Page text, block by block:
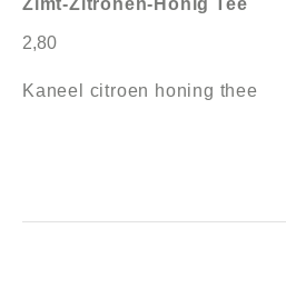
Zimt-Zitronen-Honig Tee
2,80
Kaneel citroen honing thee